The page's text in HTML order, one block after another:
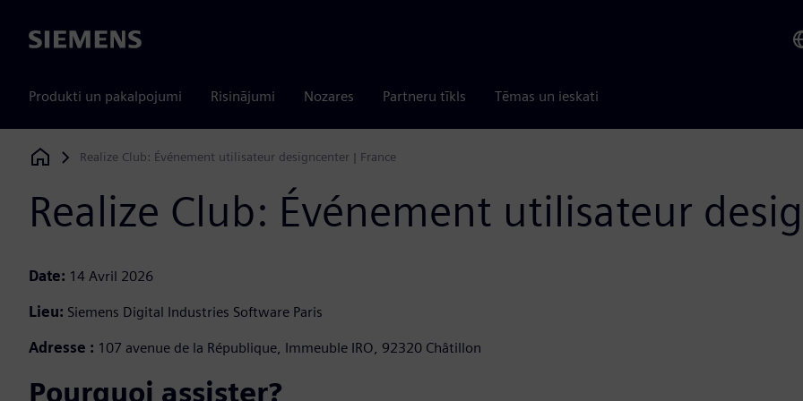
Siemens
Produkti un pakalpojumi Risinājumi Nozares Partneru tīkls Tēmas un ieskati
Siemens Digital Industries Software
Realize Club: Événement utilisateur designcenter | France
Realize Club: Événement utilisateur
Date: 14 Avril 2026
Lieu: Siemens Digital Industries Software Paris
Adresse : 107 avenue de la République, Immeuble IRO, 92320 Châtillon
Pourquoi assister?